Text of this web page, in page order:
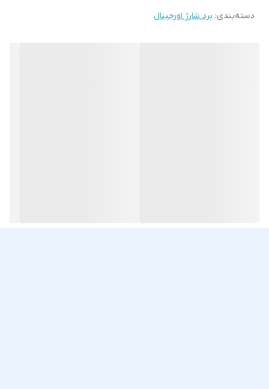
دارای پورت شارژ تایپ C، میکروفون مکالمه، و فلت اتصال
دسته‌بندی: برد شارژ اورجینال